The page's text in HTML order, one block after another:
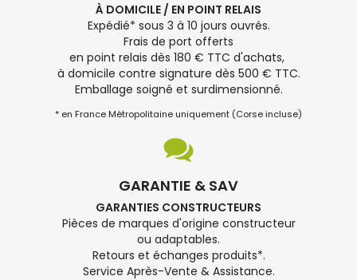
À DOMICILE / EN POINT RELAIS
Expédié* sous 3 à 10 jours ouvrés.
Frais de port offerts
en point relais dès 180 € TTC d'achats,
à domicile contre signature dès 500 € TTC.
Emballage soigné et surdimensionné.
* en France Métropolitaine uniquement (Corse incluse)
GARANTIE & SAV
GARANTIES CONSTRUCTEURS
Pièces de marques d'origine constructeur
ou adaptables.
Retours et échanges produits*.
Service Après-Vente & Assistance.